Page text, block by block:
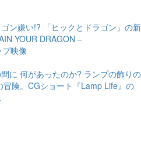
ン嫌い!? 「ヒックとドラゴン」の新
YOUR DRAGON –
プ映像
に 何があったのか? ランプの飾りの
険。CGショート『Lamp Life』の